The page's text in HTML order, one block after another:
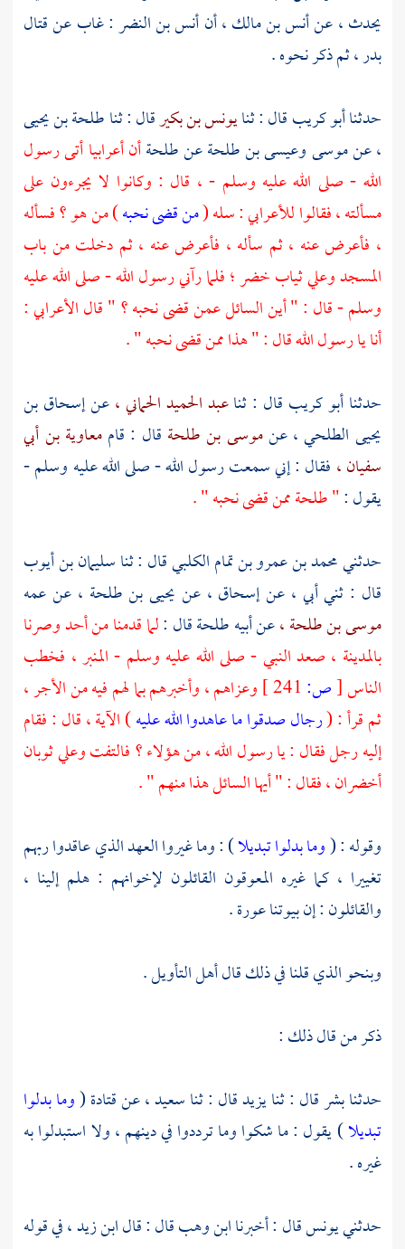
يحدث ، عنأنس بن مالك ،أنأنس بن النضر :غاب عن قتال
بدر ،ثم ذكر نحوه .
حدثناأبو كريبقال : ثنايونس بن بكيرقال : ثناطلحة بن يحيى
،عنموسىوعيسى بن طلحةعنطلحةأن أعرابيا أتى رسول
الله - صلى الله عليه وسلم - ، قال : وكانوا لا يجرءون على
مسألته ، فقالوا للأعرابي : سله (من قضى نحبه) من هو ؟ فسأله
، فأعرض عنه ، ثم سأله ، فأعرض عنه ، ثم دخلت من باب
المسجد وعلي ثياب خضر ؛ فلما رآني رسول الله - صلى الله عليه
وسلم - قال : " أين السائل عمن قضى نحبه ؟ " قال الأعرابي :
أنا يا رسول الله قال : " هذا ممن قضى نحبه " .
حدثناأبو كريب قال : ثناعبد الحميد الحماني ،عنإسحاق بن
يحيى الطلحي ،عنموسى بن طلحة قال : قاممعاوية بن أبي
سفيان ، فقال : إني سمعت رسول الله - صلى الله عليه وسلم -
يقول :"طلحةممن قضى نحبه " .
حدثنيمحمد بن عمرو بن تمام الكلبيقال : ثناسليمان بن أيوب
قال : ثني أبي ، عنإسحاق ،عن يحيى بن طلحة ، عن عمه
موسى بن طلحة ،عن أبيهطلحةقال :لما قدمنا منأحدوصرنا
بالمدينة ، صعد النبي - صلى الله عليه وسلم - المنبر ، فخطب
الناس[ص:
وعزاهم ، وأخبرهم بما لهم فيه من الأجر ،
ثم قرأ : (رجال صدقوا ما عاهدوا الله عليه) الآية ، قال : فقام
إليه رجل فقال : يا رسول الله ، من هؤلاء ؟ فالتفت وعلي ثوبان
أخضران ، فقال : " أيها السائل هذا منهم " .
وقوله : (وما بدلوا تبديلا) : وما غيروا العهد الذي عاقدوا ربهم
تغييرا ، كما غيره المعوقون القائلون لإخوانهم : هلم إلينا ،
والقائلون : إن بيوتنا عورة .
وبنحو الذي قلنا في ذلك قال أهل التأويل .
ذكر من قال ذلك :
حدثنابشرقال : ثنايزيدقال : ثناسعيد ،عنقتادة(وما بدلوا
تبديلا) يقول : ما شكوا وما ترددوا في دينهم ، ولا استبدلوا به
غيره .
حدثنييونسقال : أخبرناابن وهبقال : قالابن زيد ،في قوله